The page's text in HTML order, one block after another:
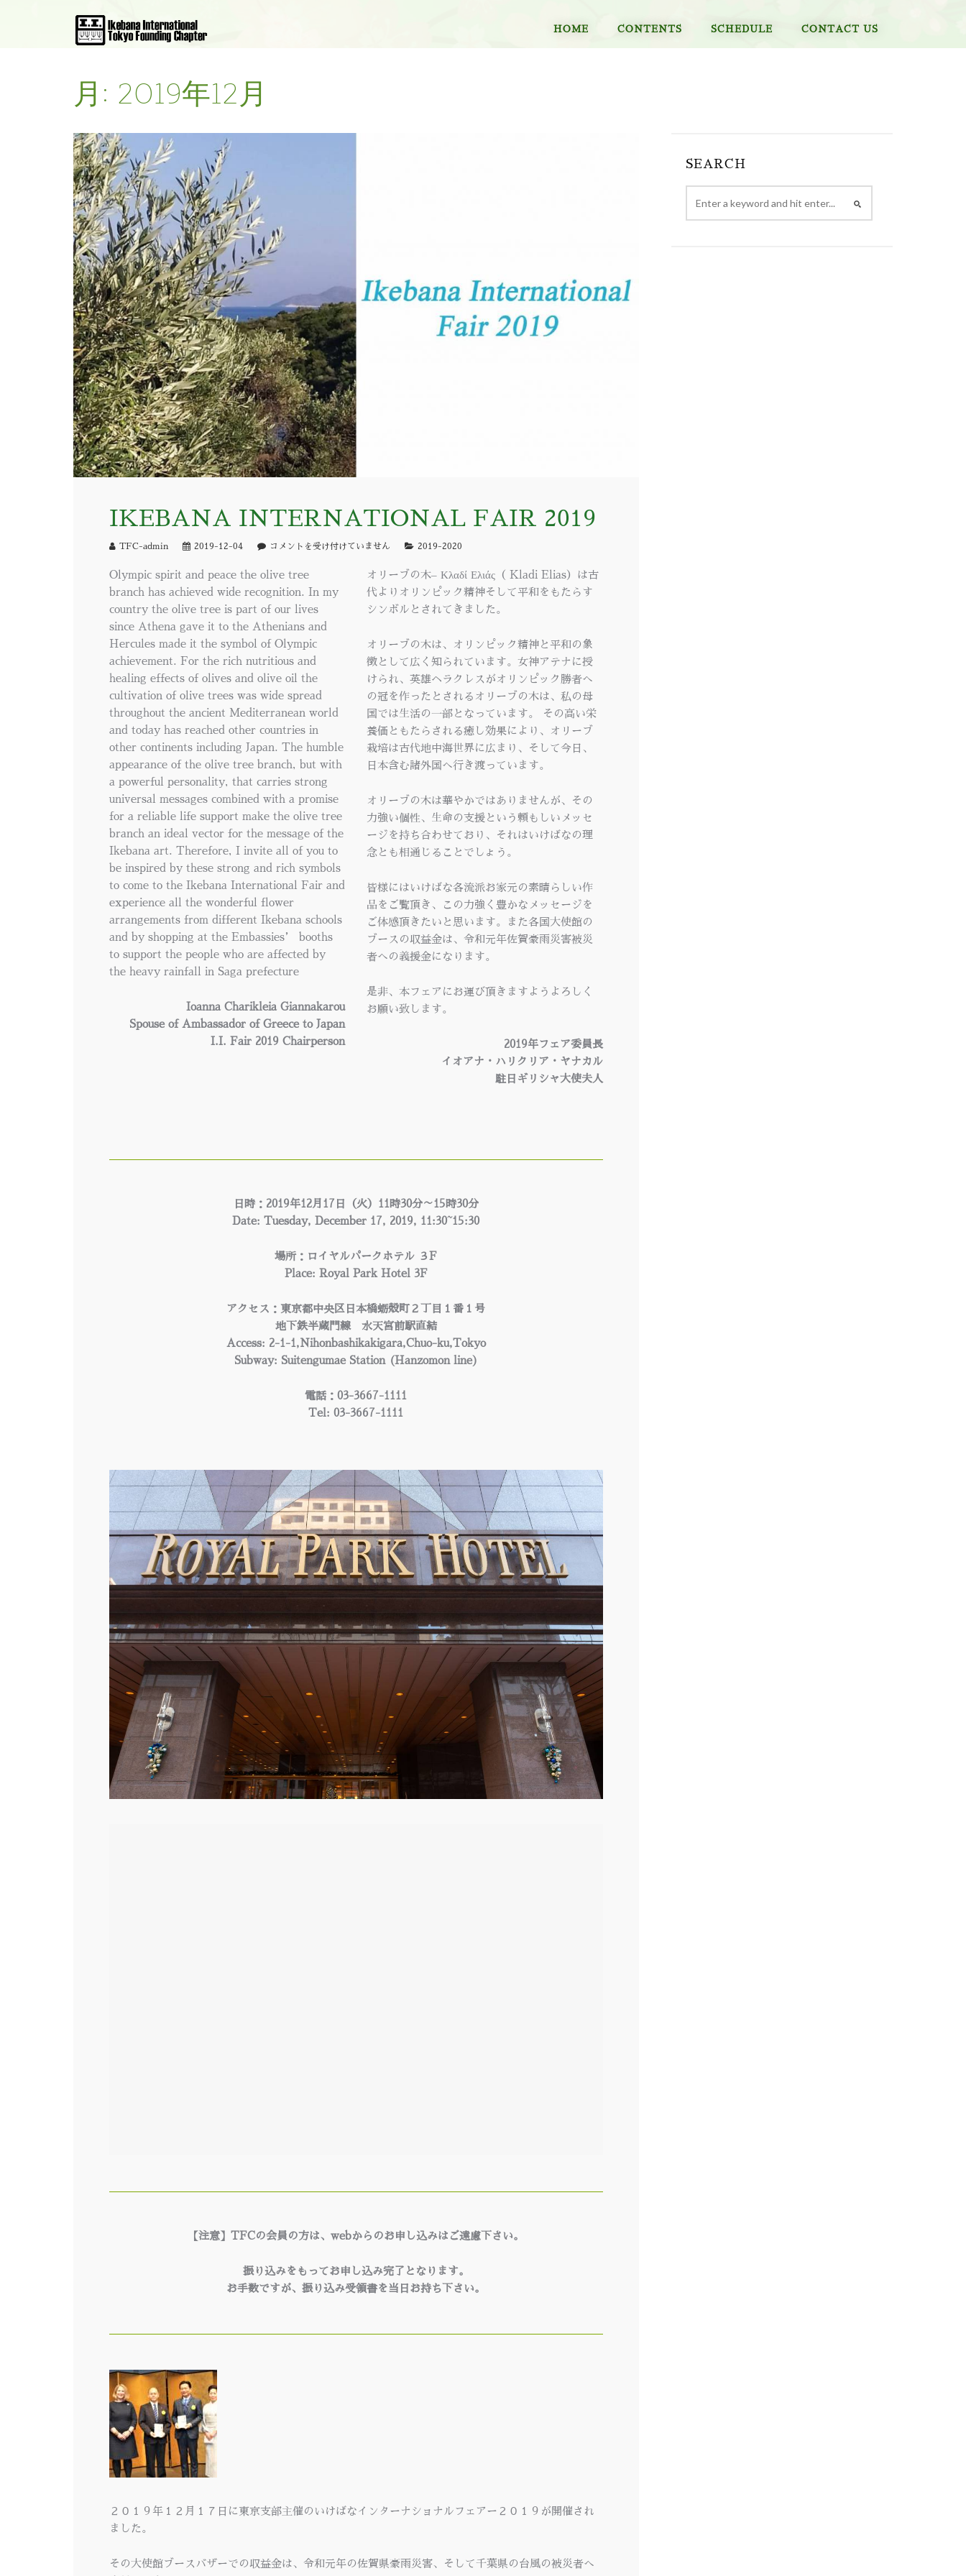
HOME CONTENTS SCHEDULE CONTACT US
月: 2019年12月
IKEBANA INTERNATIONAL FAIR 2019
TFC-admin 2019-12-04 コメントを受け付けていません 2019-2020
Olympic spirit and peace the olive tree
branch has achieved wide recognition. In my
country the olive tree is part of our lives
since Athena gave it to the Athenians and
Hercules made it the symbol of Olympic
achievement. For the rich nutritious and
healing effects of olives and olive oil the
cultivation of olive trees was wide spread
throughout the ancient Mediterranean world
and today has reached other countries in
other continents including Japan. The humble
appearance of the olive tree branch, but with
a powerful personality, that carries strong
universal messages combined with a promise
for a reliable life support make the olive tree
branch an ideal vector for the message of the
Ikebana art. Therefore, I invite all of you to
be inspired by these strong and rich symbols
to come to the Ikebana International Fair and
experience all the wonderful flower
arrangements from different Ikebana schools
and by shopping at the Embassies’ booths
to support the people who are affected by
the heavy rainfall in Saga prefecture
Ioanna Charikleia Giannakarou
Spouse of Ambassador of Greece to Japan
I.I. Fair 2019 Chairperson
オリーブの木‒ Κλαδί Ελιάς（ Kladi Elias）は古
代よりオリンピック精神そして平和をもたらす
シンボルとされてきました。
オリーブの木は、オリンピック精神と平和の象
徴として広く知られています。女神アテナに授
けられ、英雄ヘラクレスがオリンピック勝者へ
の冠を作ったとされるオリーブの木は、私の母
国では生活の一部となっています。 その高い栄
養価ともたらされる癒し効果により、オリーブ
栽培は古代地中海世界に広まり、そして今日、
日本含む諸外国へ行き渡っています。
オリーブの木は華やかではありませんが、その
力強い個性、生命の支援という頼もしいメッセ
ージを持ち合わせており、それはいけばなの理
念とも相通じることでしょう。
皆様にはいけばな各流派お家元の素晴らしい作
品をご覧頂き、この力強く豊かなメッセージを
ご体感頂きたいと思います。また各国大使館の
ブースの収益金は、令和元年佐賀豪雨災害被災
者への義援金になります。
是非、本フェアにお運び頂きますようよろしく
お願い致します。
2019年フェア委員長
イオアナ・ハリクリア・ヤナカル
駐日ギリシャ大使夫人
日時：2019年12月17日（火）11時30分～15時30分
Date: Tuesday, December 17, 2019, 11:30~15:30
場所：ロイヤルパークホテル ３F
Place: Royal Park Hotel 3F
アクセス：東京都中央区日本橋蛎殻町２丁目１番１号
地下鉄半蔵門線 水天宮前駅直結
Access: 2-1-1,Nihonbashikakigara,Chuo-ku,Tokyo
Subway: Suitengumae Station (Hanzomon line)
電話：03-3667-1111
Tel: 03-3667-1111
【注意】TFCの会員の方は、webからのお申し込みはご遠慮下さい。
振り込みをもってお申し込み完了となります。
お手数ですが、振り込み受領書を当日お持ち下さい。
２０１９年１２月１７日に東京支部主催のいけばなインターナショナルフェアー２０１９が開催され
ました。
その大使館ブースバザーでの収益金は、令和元年の佐賀県豪雨災害、そして千葉県の台風の被災者へ
SEARCH